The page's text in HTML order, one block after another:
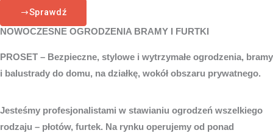
Sprawdź
NOWOCZESNE OGRODZENIA BRAMY I FURTKI
PROSET – Bezpieczne, stylowe i wytrzymałe ogrodzenia, bramy
i balustrady do domu, na działkę, wokół obszaru prywatnego.
Jesteśmy profesjonalistami w stawianiu ogrodzeń wszelkiego
rodzaju – płotów, furtek. Na rynku operujemy od ponad